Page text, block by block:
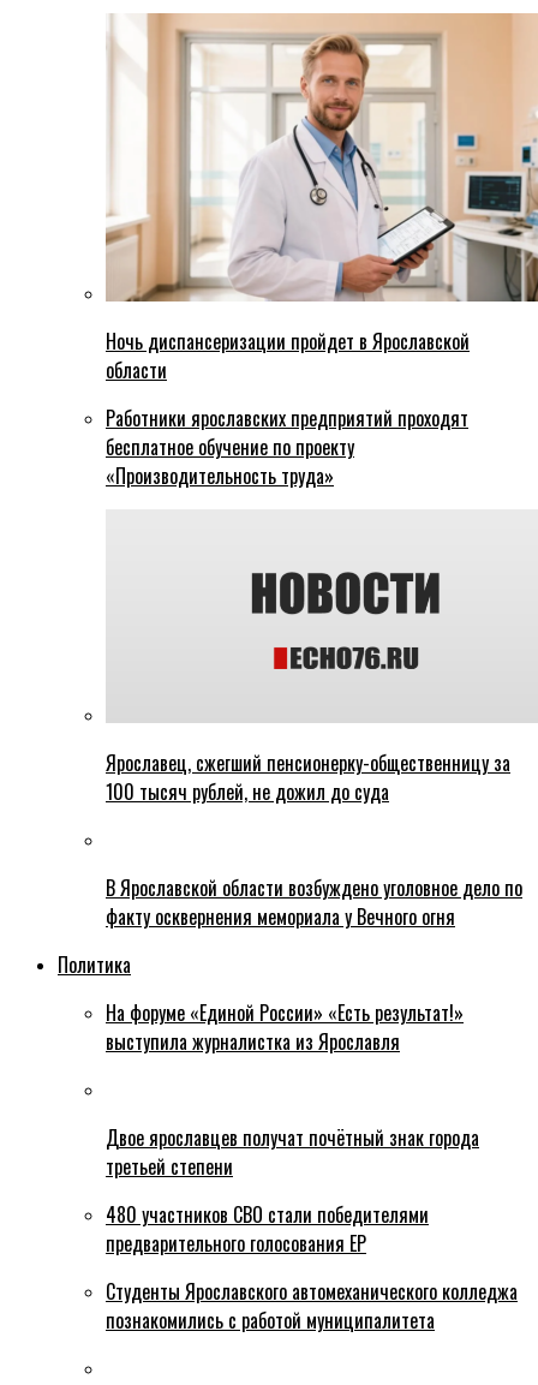
Ночь диспансеризации пройдет в Ярославской
области
Работники ярославских предприятий проходят
бесплатное обучение по проекту
«Производительность труда»
Ярославец, сжегший пенсионерку-общественницу за
100 тысяч рублей, не дожил до суда
В Ярославской области возбуждено уголовное дело по
факту осквернения мемориала у Вечного огня
Политика
На форуме «Единой России» «Есть результат!»
выступила журналистка из Ярославля
Двое ярославцев получат почётный знак города
третьей степени
480 участников СВО стали победителями
предварительного голосования ЕР
Студенты Ярославского автомеханического колледжа
познакомились с работой муниципалитета